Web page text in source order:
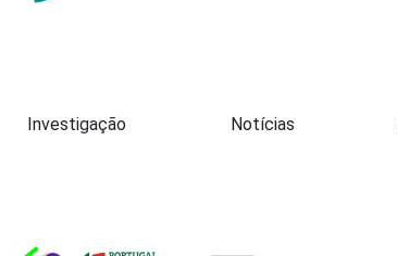
Apresentação
Investigação Notícias